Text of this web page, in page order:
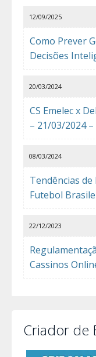
Como Prever
Decisões
12/09/2025
CS Emelec x
– 21/03/2024 –
20/03/2024
Tendências
Futebol
08/03/2024
Cassinos
22/12/2023
Criador de